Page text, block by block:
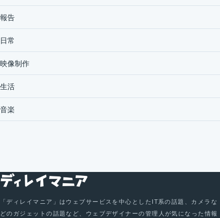
報告
日常
映像制作
生活
音楽
「ディレイマニア」はウェブサービスを中心としたIT系の話題、カメラな
どのガジェットの話題など、ウェブデザイナーの管理人が気になった情報